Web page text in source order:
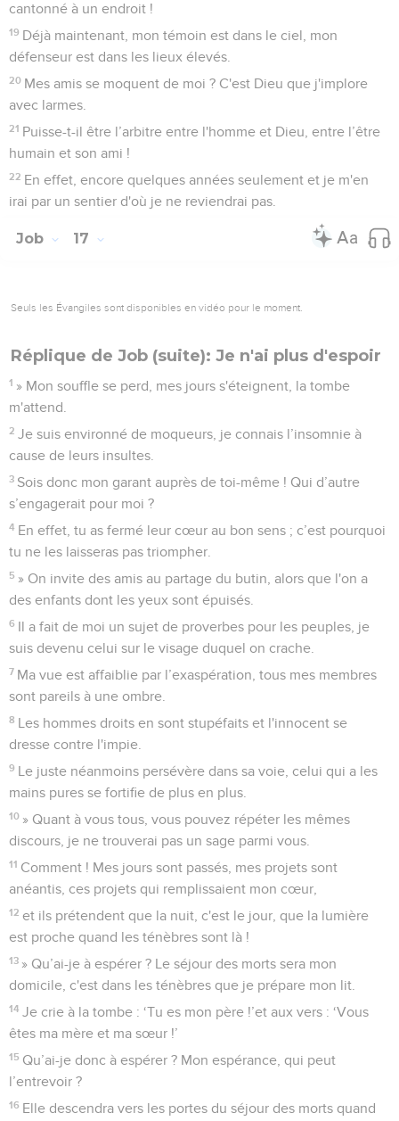
cantonné à un endroit !
19 Déjà maintenant, mon témoin est dans le ciel, mon
défenseur est dans les lieux élevés.
20 Mes amis se moquent de moi ? C'est Dieu que j'implore
avec larmes.
21 Puisse-t-il être l’arbitre entre l'homme et Dieu, entre l’être
humain et son ami !
22 En effet, encore quelques années seulement et je m'en
irai par un sentier d'où je ne reviendrai pas.
Job 17
Seuls les Évangiles sont disponibles en vidéo pour le moment.
Réplique de Job (suite): Je n'ai plus d'espoir
1 » Mon souffle se perd, mes jours s'éteignent, la tombe
m'attend.
2 Je suis environné de moqueurs, je connais l’insomnie à
cause de leurs insultes.
3 Sois donc mon garant auprès de toi-même ! Qui d’autre
s’engagerait pour moi ?
4 En effet, tu as fermé leur cœur au bon sens ; c’est pourquoi
tu ne les laisseras pas triompher.
5 » On invite des amis au partage du butin, alors que l'on a
des enfants dont les yeux sont épuisés.
6 Il a fait de moi un sujet de proverbes pour les peuples, je
suis devenu celui sur le visage duquel on crache.
7 Ma vue est affaiblie par l’exaspération, tous mes membres
sont pareils à une ombre.
8 Les hommes droits en sont stupéfaits et l'innocent se
dresse contre l'impie.
9 Le juste néanmoins persévère dans sa voie, celui qui a les
mains pures se fortifie de plus en plus.
10 » Quant à vous tous, vous pouvez répéter les mêmes
discours, je ne trouverai pas un sage parmi vous.
11 Comment ! Mes jours sont passés, mes projets sont
anéantis, ces projets qui remplissaient mon cœur,
12 et ils prétendent que la nuit, c'est le jour, que la lumière
est proche quand les ténèbres sont là !
13 » Qu’ai-je à espérer ? Le séjour des morts sera mon
domicile, c'est dans les ténèbres que je prépare mon lit.
14 Je crie à la tombe : ‘Tu es mon père !’et aux vers : ‘Vous
êtes ma mère et ma sœur !’
15 Qu’ai-je donc à espérer ? Mon espérance, qui peut
l’entrevoir ?
16 Elle descendra vers les portes du séjour des morts quand